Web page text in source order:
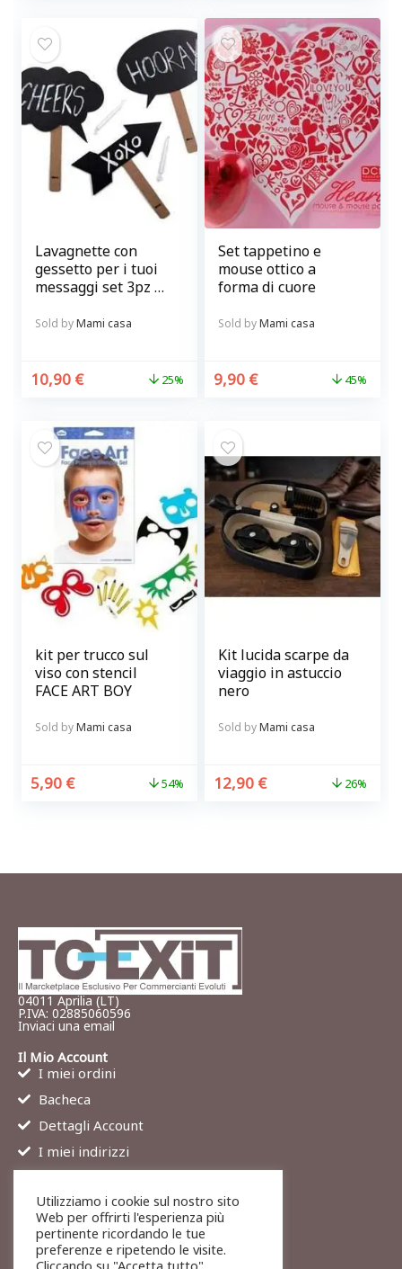
Lavagnette con
gessetto per i tuoi
messaggi set 3pz @
Sold byMami casa
10,90 € 25%
Set tappetino e
mouse ottico a
forma di cuore
Sold byMami casa
9,90 € 45%
kit per trucco sul
viso con stencil
FACE ART BOY
Sold byMami casa
5,90 € 54%
Kit lucida scarpe da
viaggio in astuccio
nero
Sold byMami casa
12,90 € 26%
04011 Aprilia (LT)
P.IVA: 02885060596
Inviaci una email
Il Mio Account
I miei ordini
Bacheca
Dettagli Account
I miei indirizzi
Chi siamo
Services
Blog
Utilizziamo i cookie sul nostro sito
Web per offrirti l'esperienza più
pertinente ricordando le tue
preferenze e ripetendo le visite.
Cliccando su "Accetta tutto",